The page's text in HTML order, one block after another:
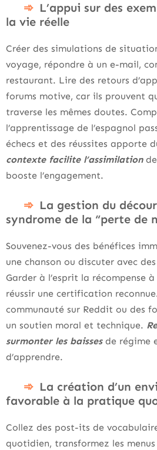
L’appui sur des
la vie réelle
Créer des simulations de
voyage, répondre à un e-mail,
restaurant. Lire des retours
forums motive, car ils prouvent
traverse les mêmes doutes.
l’apprentissage de l’espagnol
échecs et des réussites apporte
contexte facilite l’assimilation
booste l’engagement.
La gestion du
syndrome de la “perte de
Souvenez-vous des bénéfices
une chanson ou discuter avec
Garder à l’esprit la récompense
réussir une certification
communauté sur Reddit ou des
un soutien moral et technique.
surmonter les baissesde régime
d’apprendre.
La création d’un
favorable à la pratique
Collez des post-its de
quotidien, transformez les